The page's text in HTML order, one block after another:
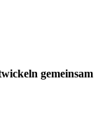
gemeinsam